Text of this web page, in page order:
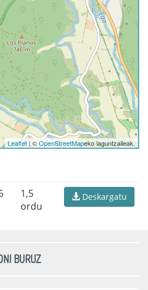
Leaflet | ©OpenStreetMapeko laguntzaileak.
1,5
ordu
Deskargatu
BURUZ